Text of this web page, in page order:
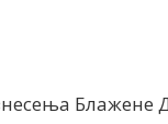
Блажене